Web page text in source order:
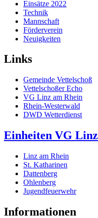
Einsätze 2022
Technik
Mannschaft
Förderverein
Neuigkeiten
Links
Gemeinde Vettelschoß
Vettelschoßer Echo
VG Linz am Rhein
Rhein-Westerwald
DWD Wetterdienst
Einheiten VG Linz
Linz am Rhein
St. Katharinen
Dattenberg
Ohlenberg
Jugendfeuerwehr
Informationen